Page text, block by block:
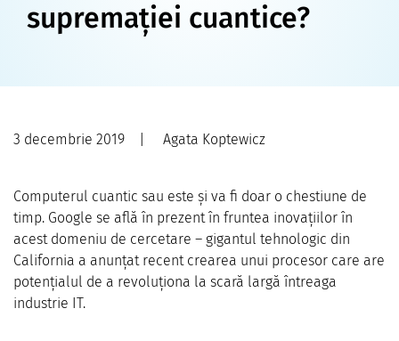
supremației cuantice?
3 decembrie 2019 Agata Koptewicz
Computerul cuantic sau este și va fi doar o chestiune de
timp. Google se află în prezent în fruntea inovațiilor în
acest domeniu de cercetare – gigantul tehnologic din
California a anunțat recent crearea unui procesor care are
potențialul de a revoluționa la scară largă întreaga
industrie IT.